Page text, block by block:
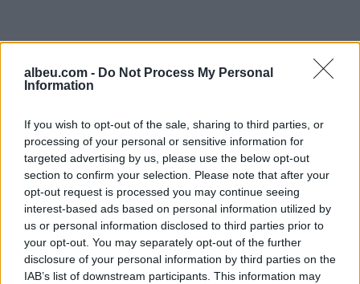
albeu.com - Do Not Process My Personal
Information
If you wish to opt-out of the sale, sharing to third parties, or
processing of your personal or sensitive information for
targeted advertising by us, please use the below opt-out
section to confirm your selection. Please note that after your
opt-out request is processed you may continue seeing
interest-based ads based on personal information utilized by
us or personal information disclosed to third parties prior to
your opt-out. You may separately opt-out of the further
disclosure of your personal information by third parties on the
IAB’s list of downstream participants. This information may
Propozimi i PS për
shkrirjen e Bashkisë Klos/
Flet kryebashkiakja
socialiste Valbona Kola:
Jam shërbëtore e popullit,
karrigia është e
përkohshme, nëse
qytetarët janë kundër, unë
PD kërkon të anulohet
tenderi 15 milionë euro
për avionët zjarrfikës,
Vangjeli: Fituesja e lidhur
me skandale në Spanjë, të
nisë hetimi i SPAK